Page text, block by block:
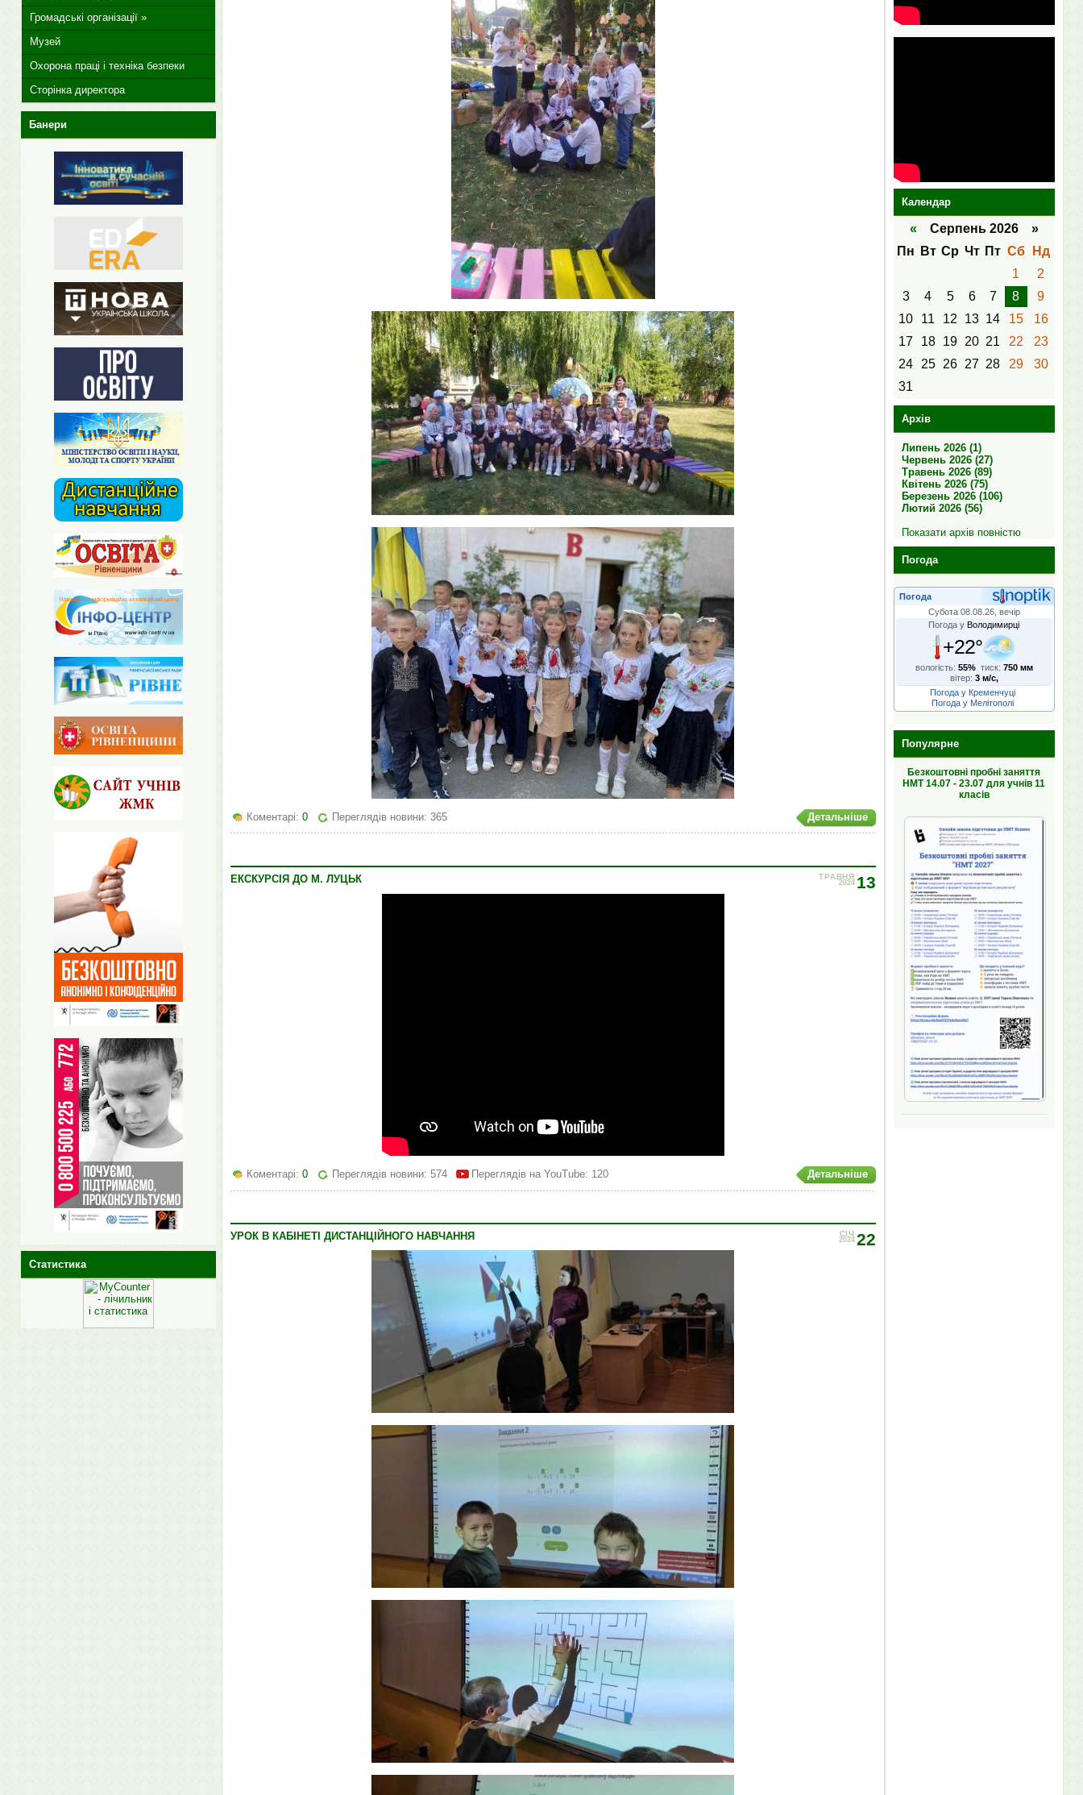
Детальніше
Коментарі: 0 Переглядів новини: 365
13
ТРАВНЯ
2024
ЕКСКУРСІЯ ДО М. ЛУЦЬК
Детальніше
Коментарі: 0 Переглядів новини: 574 Переглядів на YouTube: 120
22
СІЧ
2024
УРОК В КАБІНЕТІ ДИСТАНЦІЙНОГО НАВЧАННЯ
Календар
« Серпень 2026 »
Пн
Вт Ср Чт Пт Сб
Нд
1
2
3
4 5 6 7 8
9
10
11 12 13 14 15
16
17
18 19 20 21 22
23
24
25 26 27 28 29
30
31
Архів
Липень 2026 (1)
Червень 2026 (27)
Травень 2026 (89)
Квітень 2026 (75)
Березень 2026 (106)
Лютий 2026 (56)
Показати архів повністю
Погода
Погода
Субота 08.08.26, вечір
Погода у Володимирці
+22°
вологість: 55% тиск: 750 мм
вітер: 3 м/с,
Погода у Кременчуці
Погода у Мелітополі
Популярне
Безкоштовні пробні заняття
НМТ 14.07 - 23.07 для учнів 11
класів
Громадські організації »
Музей
Охорона праці і техніка безпеки
Сторінка директора
Банери
Статистика